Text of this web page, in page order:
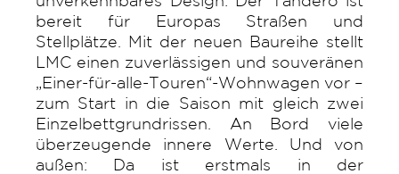
bereit für Europas Straßen und
Stellplätze. Mit der neuen Baureihe stellt
LMC einen zuverlässigen und souveränen
„Einer-für-alle-Touren“-Wohnwagen vor –
zum Start in die Saison mit gleich zwei
Einzelbettgrundrissen. An Bord viele
überzeugende innere Werte. Und von
außen: Da ist erstmals in der